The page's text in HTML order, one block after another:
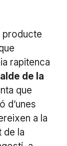
producte
rapitenca
de la
que
d’unes
a la
de la